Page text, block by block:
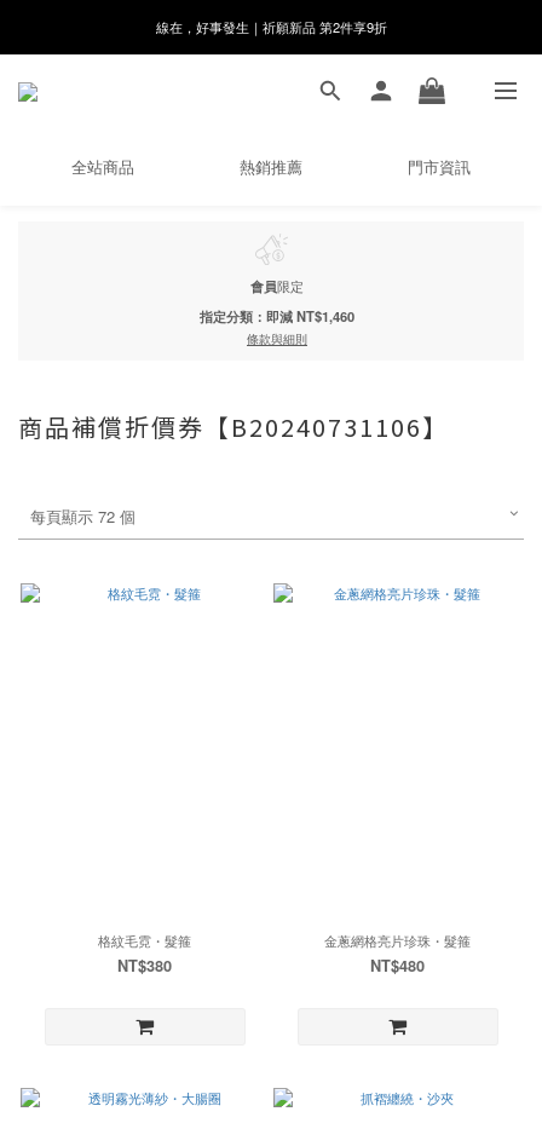
8月月初限定｜指定分類滿件88折！
🌸新會員限定🌸註冊送$100購物金
8月月初限定｜指定分類滿件88折！
全站商品 熱銷推薦 門市資訊
會員限定
指定分類：即減 NT$1,460
條款與細則
商品補償折價券【B20240731106】
每頁顯示 72 個
格紋毛霓・髮箍
NT$380
金蔥網格亮片珍珠・髮箍
NT$480